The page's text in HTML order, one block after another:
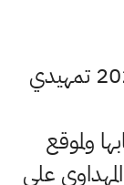
ولموقع
على